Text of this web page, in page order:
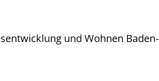
und Wohnen Baden-